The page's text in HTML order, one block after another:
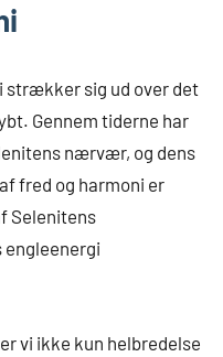
strækker sig ud over det
Gennem tiderne har
nærvær, og dens
fred og harmoni er
Selenitens
engleenergi
vi ikke kun helbredelse